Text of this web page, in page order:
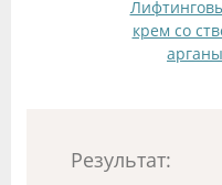
крем со
арганы
Результат: